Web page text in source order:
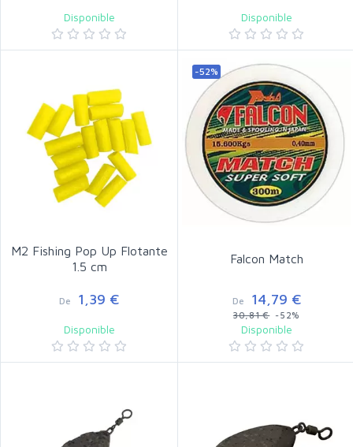
Disponible Disponible
M2 Fishing Pop Up Flotante
1.5 cm
De 1,39 €
Disponible
-52%
Falcon Match
De 14,79 €
30,81 €-52%
Disponible